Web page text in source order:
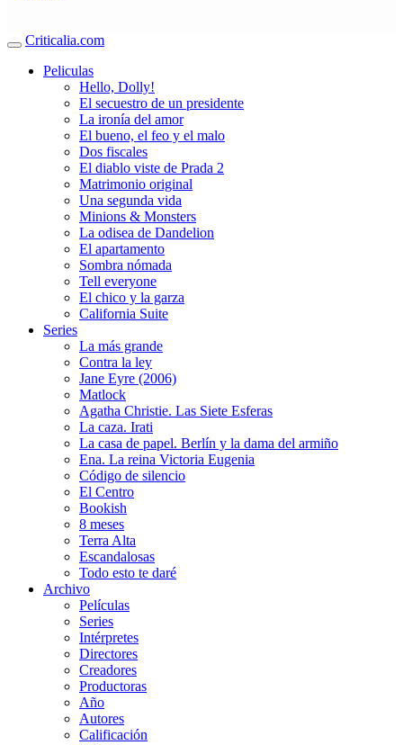
Criticalia.com
Peliculas
Hello, Dolly!
El secuestro de un presidente
La ironía del amor
El bueno, el feo y el malo
Dos fiscales
El diablo viste de Prada 2
Matrimonio original
Una segunda vida
Minions & Monsters
La odisea de Dandelion
El apartamento
Sombra nómada
Tell everyone
El chico y la garza
California Suite
Series
La más grande
Contra la ley
Jane Eyre (2006)
Matlock
Agatha Christie. Las Siete Esferas
La caza. Irati
La casa de papel. Berlín y la dama del armiño
Ena. La reina Victoria Eugenia
Código de silencio
El Centro
Bookish
8 meses
Terra Alta
Escandalosas
Todo esto te daré
Archivo
Películas
Series
Intérpretes
Directores
Creadores
Productoras
Año
Autores
Calificación